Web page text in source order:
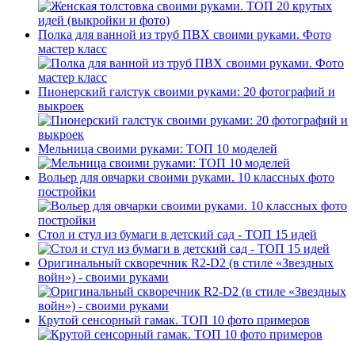
Полка для ванной из труб ПВХ своими руками. Фото
мастер класс
Пионерский галстук своими руками: 20 фотографий и
выкроек
Мельница своими руками: ТОП 10 моделей
Вольер для овчарки своими руками. 10 классных фото
постройки
Стол и стул из бумаги в детский сад - ТОП 15 идей
Оригинальный скворечник R2-D2 (в стиле «Звездных
войн») - своими руками
Крутой сенсорный гамак. ТОП 10 фото примеров